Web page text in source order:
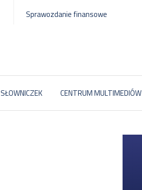
Sprawozdanie finansowe
SŁOWNICZEK CENTRUM MULTIMEDIÓW